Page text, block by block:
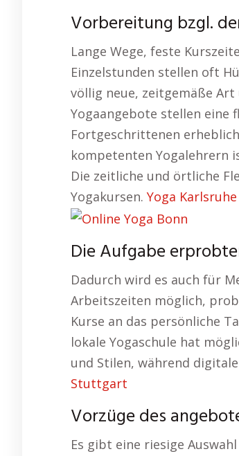
Vorbereitung bzgl.
Lange Wege, feste
Einzelstunden stellen oft
völlig neue, zeitgemäße
Yogaangebote stellen eine
Fortgeschrittenen
kompetenten Yogalehrern
Die zeitliche und örtliche
Yogakursen. Yoga Karlsruhe
Die Aufgabe
Dadurch wird es auch für
Arbeitszeiten möglich,
Kurse an das persönliche
lokale Yogaschule hat
und Stilen, während
Stuttgart
Vorzüge des
Es gibt eine riesige